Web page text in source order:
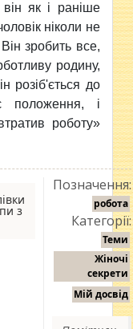
як і раніше
ніколи не
зробить все,
родину,
розіб'ється до
положення, і
роботу»
з
Позначення:
робота
Категорії:
Теми
Жіночі
секрети
Мій досвід